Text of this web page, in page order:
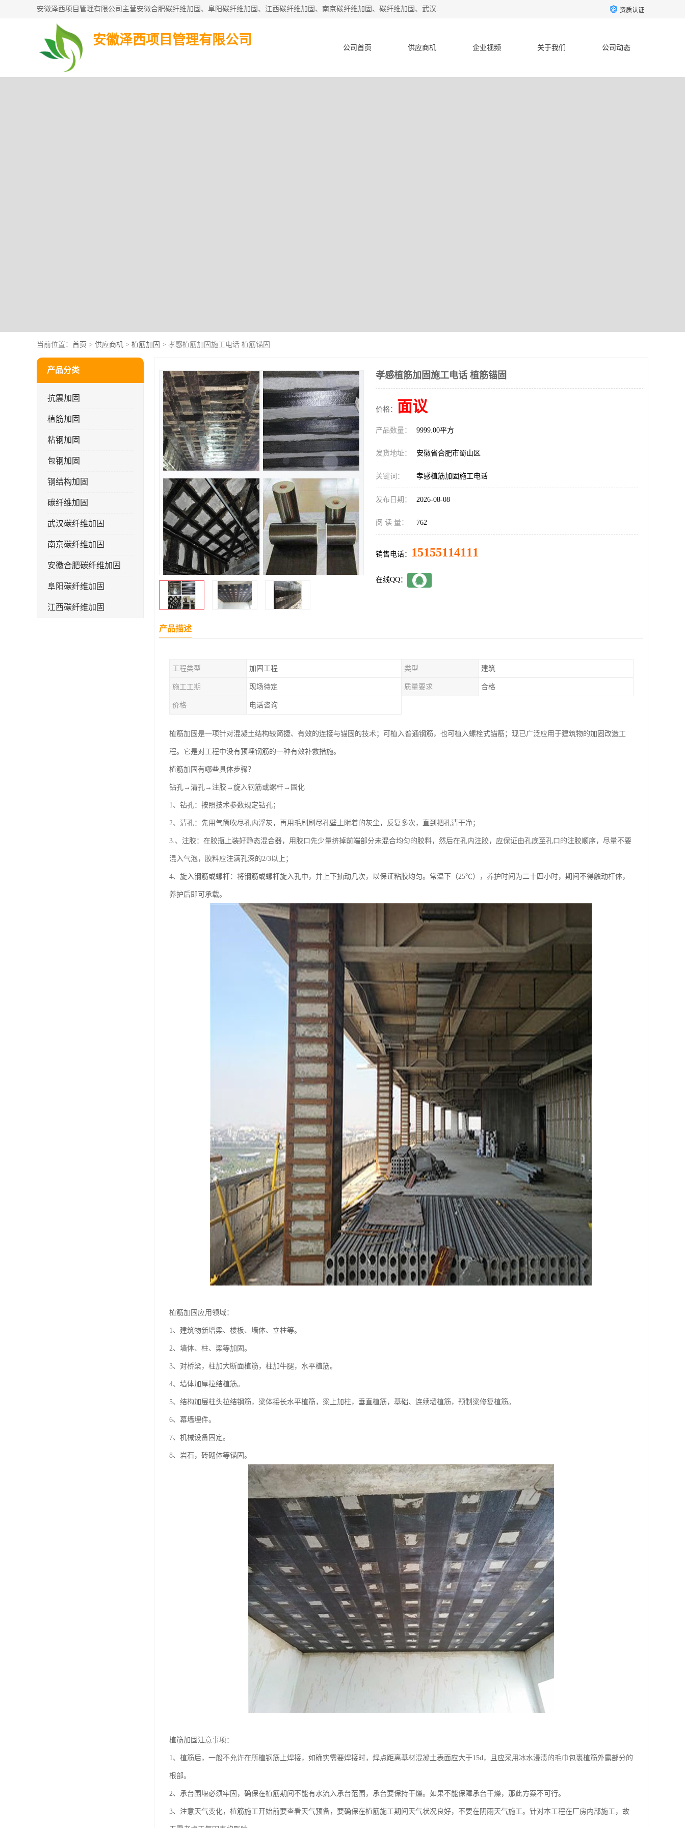
安徽泽西项目管理有限公司主营安徽合肥碳纤维加固、阜阳碳纤维加固、江西碳纤维加固、南京碳纤维加固、碳纤维加固、武汉碳纤维加固等业务，业务覆盖范围：安徽合肥、阜阳、江西、南京、武汉等区域。公司在钢筋混凝土结构改造加固、砌体结构改造加固、设计变更、结构改造加固、质量缺陷加固、地基加固等各加固改造领域具有优良的设计及施工经验。 资质认证
安徽泽西项目管理有限公司
公司首页 供应商机 企业视频 关于我们 公司动态
当前位置： 首页 > 供应商机 > 植筋加固 > 孝感植筋加固施工电话 植筋锚固
产品分类
抗震加固
植筋加固
粘钢加固
包钢加固
钢结构加固
碳纤维加固
武汉碳纤维加固
南京碳纤维加固
安徽合肥碳纤维加固
阜阳碳纤维加固
江西碳纤维加固
孝感植筋加固施工电话 植筋锚固
价格： 面议
产品数量： 9999.00平方
发货地址： 安徽省合肥市蜀山区
关键词： 孝感植筋加固施工电话
发布日期： 2026-08-08
阅 读 量： 762
销售电话： 15155114111
在线QQ：
产品描述
工程类型 加固工程 类型 建筑
施工工期 现场待定 质量要求 合格
价格 电话咨询
植筋加固是一项针对混凝土结构较简捷、有效的连接与锚固的技术；可植入普通钢筋，也可植入螺栓式锚筋；现已广泛应用于建筑物的加固改造工
程。它是对工程中没有预埋钢筋的一种有效补救措施。
植筋加固有哪些具体步骤？
钻孔→清孔→注胶→旋入钢筋或螺杆→固化
1、钻孔：按照技术参数规定钻孔；
2、清孔：先用气筒吹尽孔内浮灰，再用毛刷刷尽孔壁上附着的灰尘，反复多次，直到把孔清干净；
3.、注胶：在胶瓶上装好静态混合器，用胶口先少量挤掉前端部分未混合均匀的胶料，然后在孔内注胶，应保证由孔底至孔口的注胶顺序，尽量不要
混入气泡，胶料应注满孔深的2/3以上；
4、旋入钢筋或螺杆：将钢筋或螺杆旋入孔中，并上下抽动几次，以保证粘胶均匀。常温下（25℃），养护时间为二十四小时，期间不得触动杆体，
养护后即可承载。
植筋加固应用领域：
1、建筑物新增梁、楼板、墙体、立柱等。
2、墙体、柱、梁等加固。
3、对桥梁，柱加大断面植筋，柱加牛腿，水平植筋。
4、墙体加厚拉结植筋。
5、结构加层柱头拉结钢筋，梁体接长水平植筋，梁上加柱，垂直植筋，基础、连续墙植筋，预制梁修复植筋。
6、幕墙埋件。
7、机械设备固定。
8、岩石，砖砌体等锚固。
植筋加固注意事项：
1、植筋后，一般不允许在所植钢筋上焊接，如确实需要焊接时，焊点距离基材混凝土表面应大于15d，且应采用冰水浸渍的毛巾包裹植筋外露部分的
根部。
2、承台围堰必须牢固，确保在植筋期间不能有水流入承台范围，承台要保持干燥。如果不能保障承台干燥，那此方案不可行。
3、注意天气变化，植筋施工开始前要查看天气预备，要确保在植筋施工期间天气状况良好，不要在阴雨天气施工。针对本工程在厂房内部施工，故